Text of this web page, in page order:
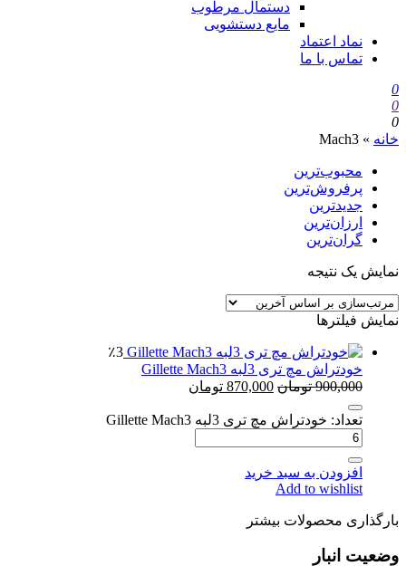
دستمال مرطوب
مایع دستشویی
نماد اعتماد
تماس با ما
0
0
0
خانه »
Mach3
محبوب‌ترین
پرفروش‌ترین
جدیدترین
ارزان‌ترین
گران‌ترین
نمایش یک نتیجه
نمایش فیلترها
٪3
خودتراش مچ تری 3لبه Gillette Mach3
900,000 تومان 870,000 تومان
تعداد: خودتراش مچ تری 3لبه Gillette Mach3
افزودن به سبد خرید
Add to wishlist
بارگذاری محصولات بیشتر
وضعیت انبار